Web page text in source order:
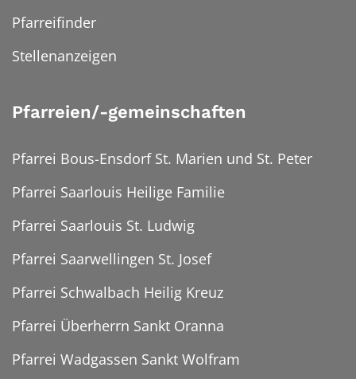
Pfarreifinder
Stellenanzeigen
Pfarreien/-gemeinschaften
Pfarrei Bous-Ensdorf St. Marien und St. Peter
Pfarrei Saarlouis Heilige Familie
Pfarrei Saarlouis St. Ludwig
Pfarrei Saarwellingen St. Josef
Pfarrei Schwalbach Heilig Kreuz
Pfarrei Überherrn Sankt Oranna
Pfarrei Wadgassen Sankt Wolfram